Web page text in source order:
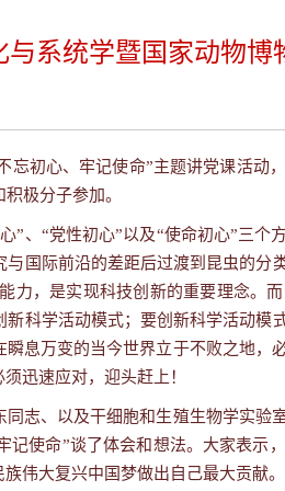
系统学暨国家动物博
初心、牢记使命”主题讲党课活动
极分子参加。
、“党性初心”以及“使命初心”三个
国际前沿的差距后过渡到昆虫的分
，是实现科技创新的重要理念。
科学活动模式；要创新科学活动模
息万变的当今世界立于不败之地，
迅速应对，迎头赶上！
、以及干细胞和生殖生物学实验
使命”谈了体会和想法。大家表示
伟大复兴中国梦做出自己最大贡献。